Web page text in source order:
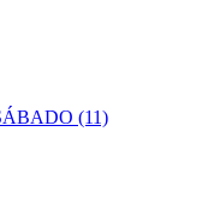
(11)